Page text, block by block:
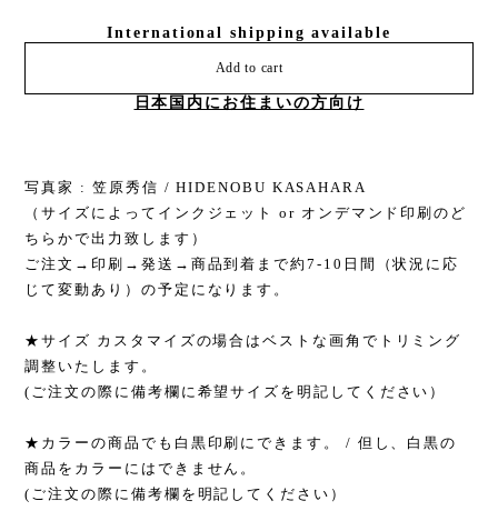
International shipping available
Add to cart
日本国内にお住まいの方向け
写真家 : 笠原秀信 / HIDENOBU KASAHARA
（サイズによってインクジェット or オンデマンド印刷のど
ちらかで出力致します）
ご注文→印刷→発送→商品到着まで約7-10日間（状況に応
じて変動あり）の予定になります。
★サイズ カスタマイズの場合はベストな画角でトリミング
調整いたします。
(ご注文の際に備考欄に希望サイズを明記してください）
★カラーの商品でも白黒印刷にできます。 / 但し、白黒の
商品をカラーにはできません。
(ご注文の際に備考欄を明記してください）